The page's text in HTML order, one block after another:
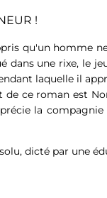
!
qu'un homme
une rixe, le
laquelle il
ce roman est
la
dicté par une